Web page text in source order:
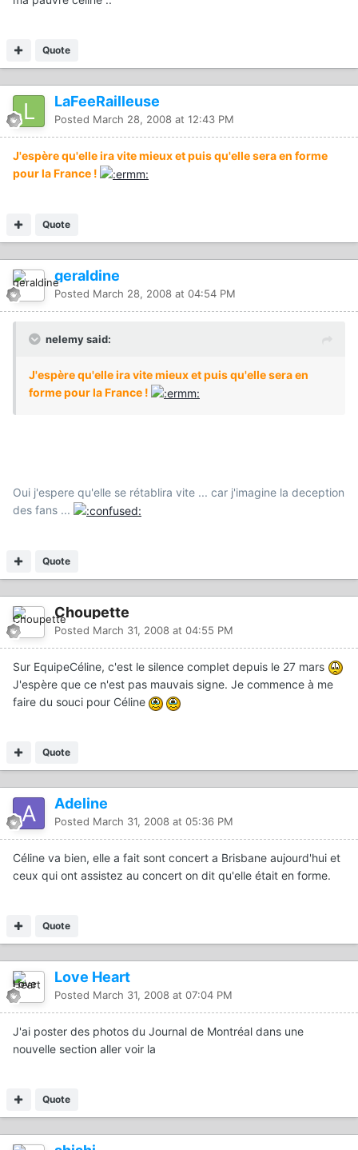
Quote
LaFeeRailleuse
Posted March 28, 2008 at 12:43 PM
J'espère qu'elle ira vite mieux et puis qu'elle sera en forme
pour la France !
Quote
geraldine
Posted March 28, 2008 at 04:54 PM
nelemy said:
J'espère qu'elle ira vite mieux et puis qu'elle sera en
forme pour la France !
Oui j'espere qu'elle se rétablira vite ... car j'imagine la deception
des fans ...
Quote
Choupette
Posted March 31, 2008 at 04:55 PM
Sur EquipeCéline, c'est le silence complet depuis le 27 mars
J'espère que ce n'est pas mauvais signe. Je commence à me
faire du souci pour Céline
Quote
Adeline
Posted March 31, 2008 at 05:36 PM
Céline va bien, elle a fait sont concert a Brisbane aujourd'hui et
ceux qui ont assistez au concert on dit qu'elle était en forme.
Quote
Love Heart
Posted March 31, 2008 at 07:04 PM
J'ai poster des photos du Journal de Montréal dans une
nouvelle section aller voir la
Quote